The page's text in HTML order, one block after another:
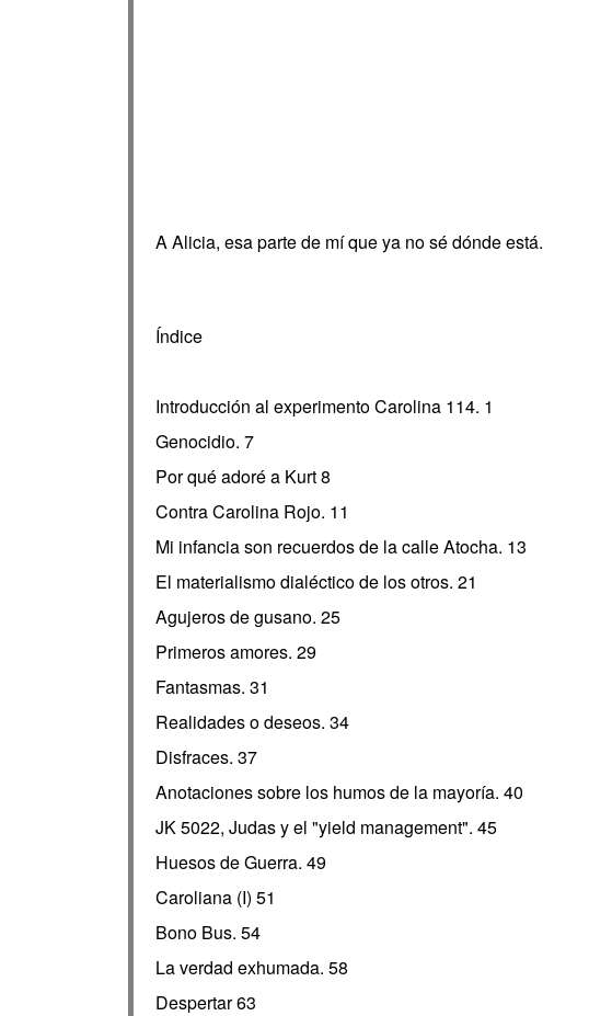
A Alicia, esa parte de mí que ya no sé dónde está.
Índice
Introducción al experimento Carolina 114. 1
Genocidio. 7
Por qué adoré a Kurt 8
Contra Carolina Rojo. 11
Mi infancia son recuerdos de la calle Atocha. 13
El materialismo dialéctico de los otros. 21
Agujeros de gusano. 25
Primeros amores. 29
Fantasmas. 31
Realidades o deseos. 34
Disfraces. 37
Anotaciones sobre los humos de la mayoría. 40
JK 5022, Judas y el "yield management". 45
Huesos de Guerra. 49
Caroliana (I) 51
Bono Bus. 54
La verdad exhumada. 58
Despertar 63